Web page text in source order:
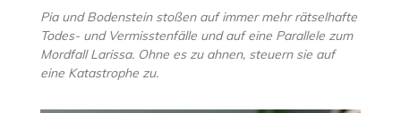
Pia und Bodenstein stoßen auf immer mehr rätselhafte
Todes- und Vermisstenfälle und auf eine Parallele zum
Mordfall Larissa. Ohne es zu ahnen, steuern sie auf
eine Katastrophe zu.